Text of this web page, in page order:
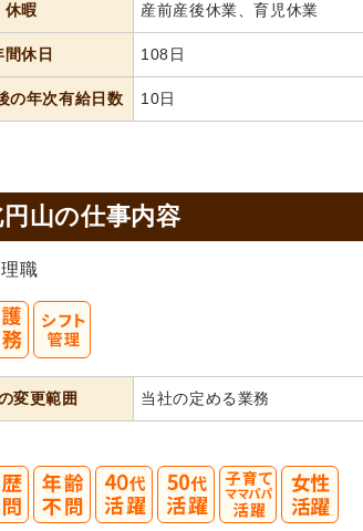
休暇 産前産後休業、育児休業
間休日 108日
の年次有給日数 10日
山の仕事内容
職
変更範囲 当社の定める業務